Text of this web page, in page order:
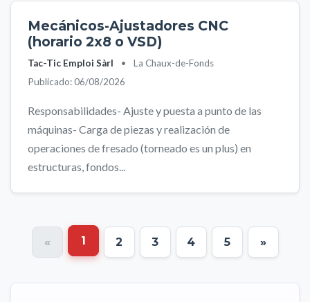
Mecánicos-Ajustadores CNC
(horario 2x8 o VSD)
Tac-Tic Emploi Sàrl •
La Chaux-de-Fonds
Publicado: 06/08/2026
Responsabilidades- Ajuste y puesta a punto de las
máquinas- Carga de piezas y realización de
operaciones de fresado (torneado es un plus) en
estructuras, fondos...
« 1 2 3 4 5 »